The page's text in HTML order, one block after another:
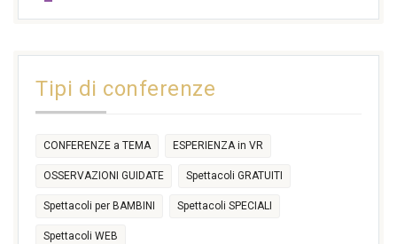
17:30
Tipi di conferenze
CONFERENZE a TEMA ESPERIENZA in VR
OSSERVAZIONI GUIDATE Spettacoli GRATUITI
Spettacoli per BAMBINI Spettacoli SPECIALI
Spettacoli WEB